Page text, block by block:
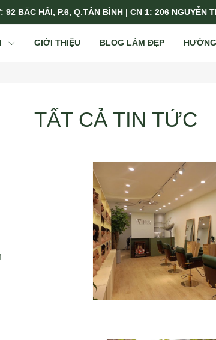
92 BẮC HẢI, P.6, Q.TÂN BÌNH | CN 1: 206 NGUYỄN
GIỚI THIỆU BLOG LÀM ĐẸP
TẤT CẢ TIN TỨC